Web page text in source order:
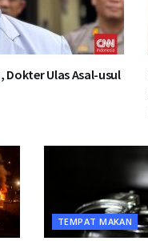
Dokter Ulas Asal-usul
TEMPAT MAKAN